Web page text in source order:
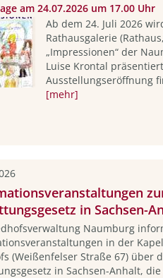
am 24.07.2026 um 17.00 Uhr
Ab dem 24. Juli 2026
Rathausgalerie
„Impressionen“ der
Luise Krontal
Ausstellungseröffnung
[mehr]
in Sachsen-
Naumburg
in der
(Weißenfelser Straße 67) über
in Sachsen-Anhalt,